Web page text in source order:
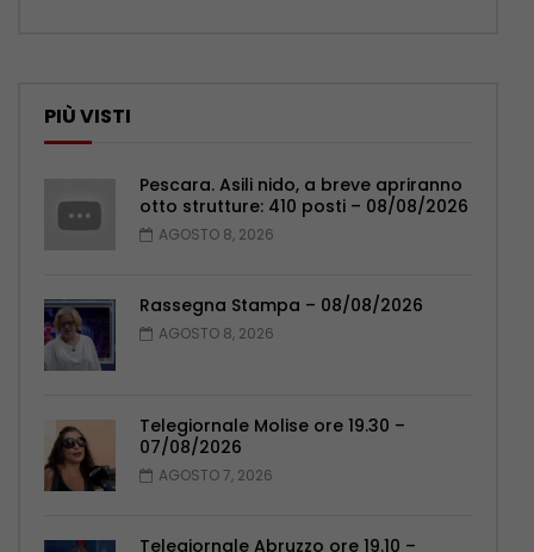
PIÙ VISTI
Pescara. Asili nido, a breve apriranno
otto strutture: 410 posti – 08/08/2026
AGOSTO 8, 2026
Rassegna Stampa – 08/08/2026
AGOSTO 8, 2026
Telegiornale Molise ore 19.30 –
07/08/2026
AGOSTO 7, 2026
Telegiornale Abruzzo ore 19.10 –